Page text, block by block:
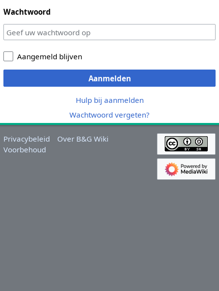
Wachtwoord
Aangemeld blijven
Aanmelden
Hulp bij aanmelden
Wachtwoord vergeten?
Privacybeleid
Over B&G Wiki
Voorbehoud